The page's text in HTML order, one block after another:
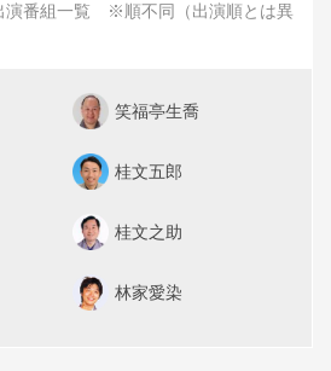
演番組一覧 ※順不同（出演順とは異
笑福亭生喬
桂文五郎
桂文之助
林家愛染